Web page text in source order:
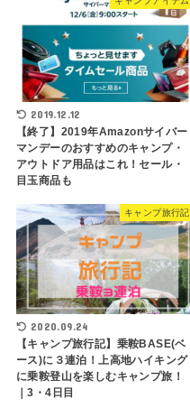
2019.12.12
【終了】2019年Amazonサイバー
マンデーのおすすめのキャンプ・
アウトドア用品はこれ！セール・
目玉商品も
キャンプ旅行記
2020.09.24
【キャンプ旅行記】乗鞍BASE(ベ
ース)に３連泊！上高地ハイキング
に乗鞍登山を楽しむキャンプ旅！
｜3・4日目